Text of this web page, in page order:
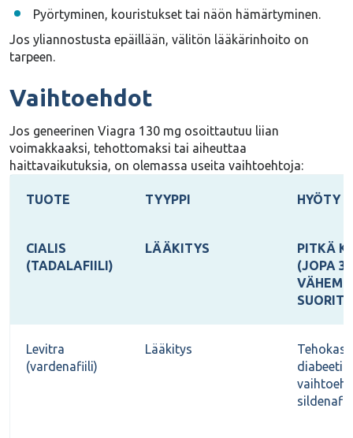
Pyörtyminen, kouristukset tai näön hämärtyminen.
Jos yliannostusta epäillään, välitön lääkärinhoito on
tarpeen.
Vaihtoehdot
Jos geneerinen Viagra 130 mg osoittautuu liian
voimakkaaksi, tehottomaksi tai aiheuttaa
haittavaikutuksia, on olemassa useita vaihtoehtoja:
TUOTE TYYPPI HYÖTY
CIALIS
(TADALAFIILI)
LÄÄKITYS
PITKÄ
(JOPA
Levitra
(vardenafiili)
Lääkitys
Tehokas